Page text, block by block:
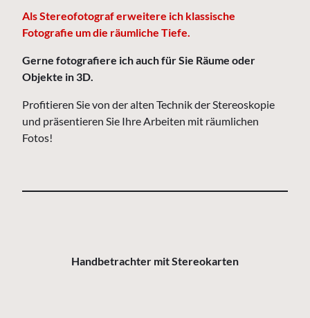
Als Stereofotograf erweitere ich klassische
Fotografie um die räumliche Tiefe.
Gerne fotografiere ich auch für Sie Räume oder
Objekte in 3D.
Profitieren Sie von der alten Technik der Stereoskopie
und präsentieren Sie Ihre Arbeiten mit räumlichen
Fotos!
Handbetrachter mit Stereokarten